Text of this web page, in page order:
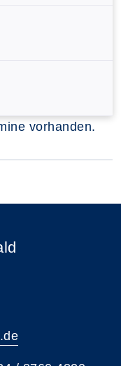
vorhanden.